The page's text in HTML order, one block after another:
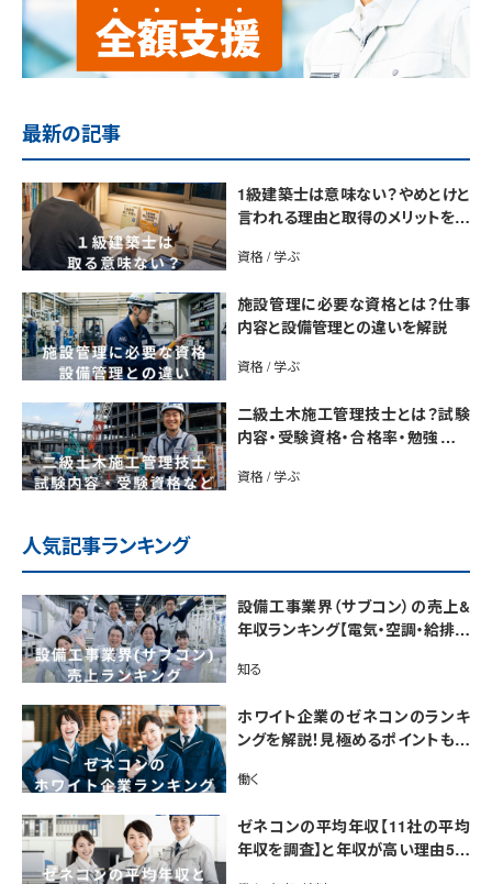
最新の記事
1級建築士は意味ない？やめとけと
言われる理由と取得のメリットを解
資格 / 学ぶ
施設管理に必要な資格とは？仕事
内容と設備管理との違いを解説
資格 / 学ぶ
二級土木施工管理技士とは？試験
内容・受験資格・合格率・勉強法を
資格 / 学ぶ
人気記事ランキング
設備工事業界（サブコン）の売上&
年収ランキング【電気・空調・給排水
市場規模も解説
知る
ホワイト企業のゼネコンのランキ
ングを解説！見極めるポイントも紹
働く
ゼネコンの平均年収【11社の平均
年収を調査】と年収が高い理由5選